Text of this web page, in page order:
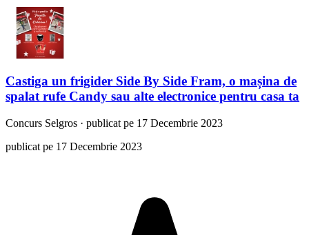
Castiga un frigider Side By Side Fram, o mașina de
spalat rufe Candy sau alte electronice pentru casa ta
Concurs Selgros · publicat pe 17 Decembrie 2023
publicat pe 17 Decembrie 2023